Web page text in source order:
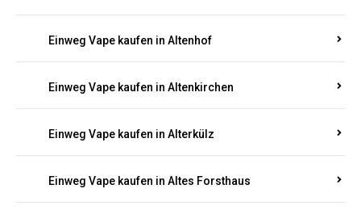
Einweg Vape kaufen in Altenhof
Einweg Vape kaufen in Altenkirchen
Einweg Vape kaufen in Alterkülz
Einweg Vape kaufen in Altes Forsthaus